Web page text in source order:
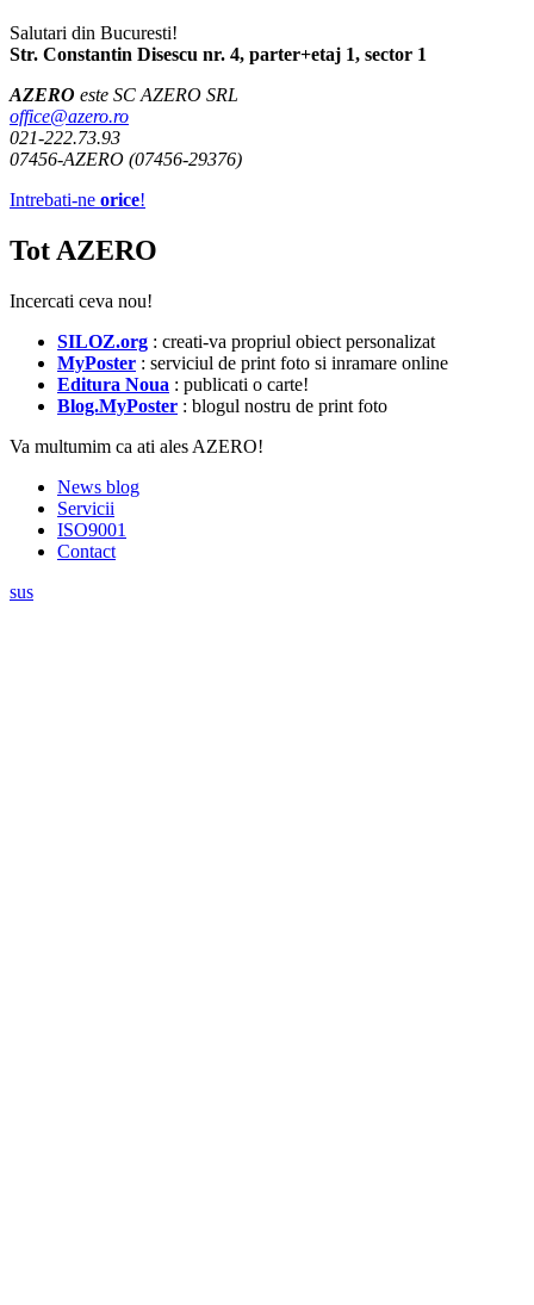
Salutari din Bucuresti!
Str. Constantin Disescu nr. 4, parter+etaj 1, sector 1
AZERO este SC AZERO SRL
office@azero.ro
021-222.73.93
07456-AZERO (07456-29376)
Intrebati-ne orice!
Tot AZERO
Incercati ceva nou!
SILOZ.org : creati-va propriul obiect personalizat
MyPoster : serviciul de print foto si inramare online
Editura Noua : publicati o carte!
Blog.MyPoster : blogul nostru de print foto
Va multumim ca ati ales AZERO!
News blog
Servicii
ISO9001
Contact
sus